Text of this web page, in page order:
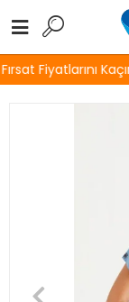
Fiyatlarını